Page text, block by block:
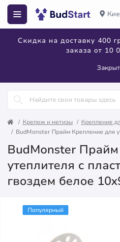
Скидка на доставку 400
заказа от 10
Крепеж и метизы
Крепление
BudMonster Прайм Крепление для
BudMonster
утеплителя с
гвоздем белое
Популярный